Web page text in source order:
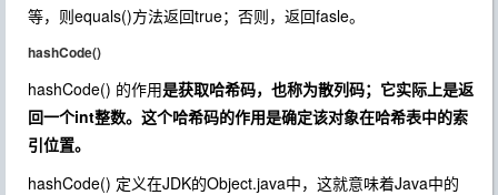
等，则equals()方法返回true；否则，返回fasle。
hashCode()
hashCode() 的作用是获取哈希码，也称为散列码；它实际上是返
回一个int整数。这个哈希码的作用是确定该对象在哈希表中的索
引位置。
hashCode() 定义在JDK的Object.java中，这就意味着Java中的